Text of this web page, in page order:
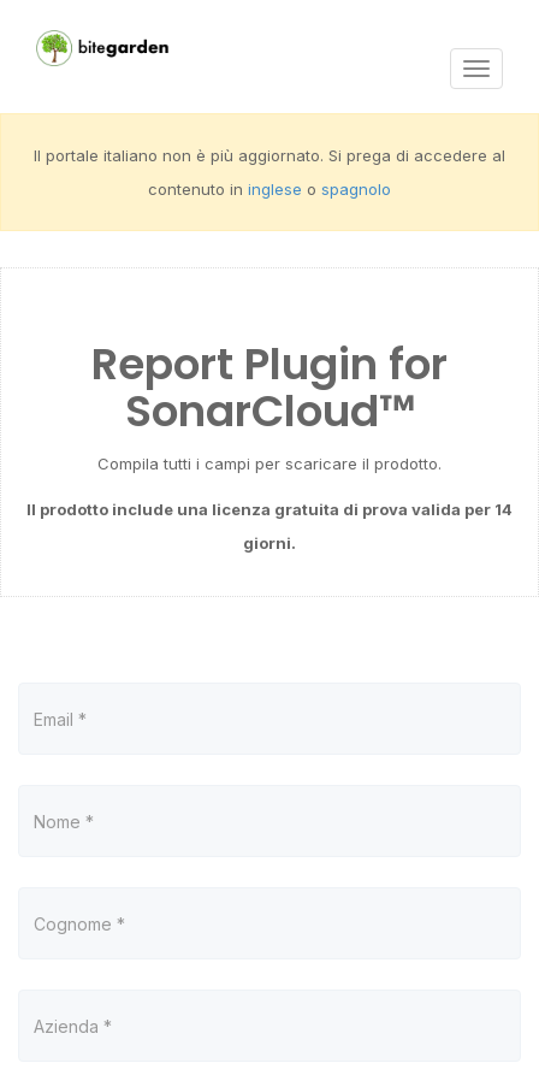
Activar
Il portale italiano non è più aggiornato. Si prega di accedere al
contenuto in inglese o spagnolo
Report Plugin for
SonarCloud™
Compila tutti i campi per scaricare il prodotto.
Il prodotto include una licenza gratuita di prova valida per 14
giorni.